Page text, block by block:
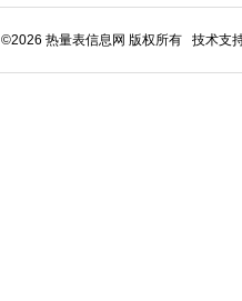
©2026 热量表信息网 版权所有 技术支